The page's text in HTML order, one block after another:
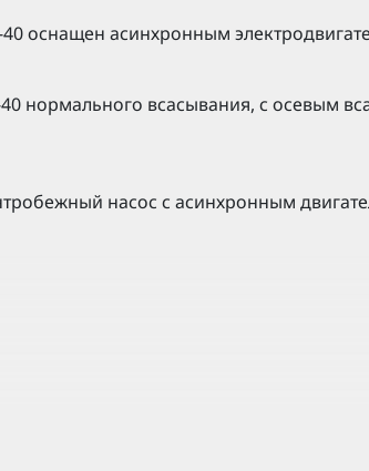
оснащен асинхронным
нормального всасывания, с осевым
насос с асинхронным